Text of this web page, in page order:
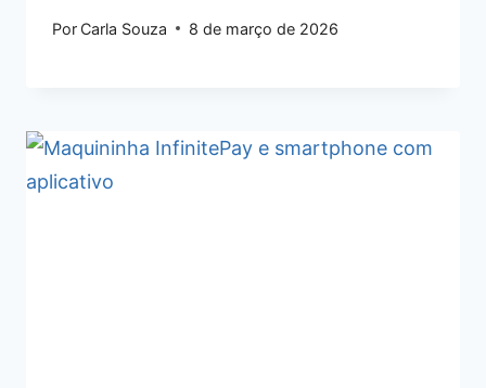
PorCarla Souza 8 de março de 2026